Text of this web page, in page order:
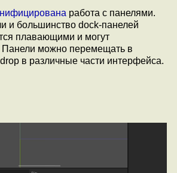
работа с панелями.
и большинство dock-панелей
плавающими и могут
Панели можно перемещать в
в различные части интерфейса.